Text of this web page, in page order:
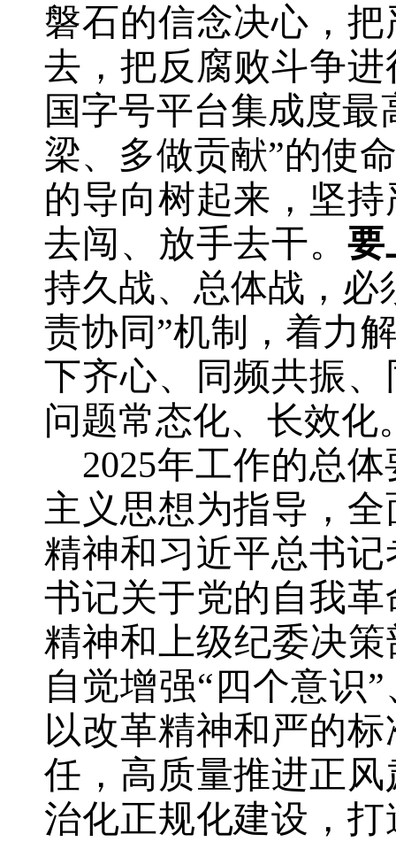
磐石的信念决心，
去，把反腐败斗争
国字号平台集成度
梁、多做贡献”的使
的导向树起来，坚
去闯、放手去干。要
持久战、总体战，必
责协同”机制
， 着力
下齐心、同频共振
问题常态化、长效化
2025年工作的总
主义思想为指导，
精神和习近平总书
书记关于党的自我
精神和上级纪委决
自觉增强“四个意识
以改革精神和严的
任，高质量推进正
治化正规化建设，打